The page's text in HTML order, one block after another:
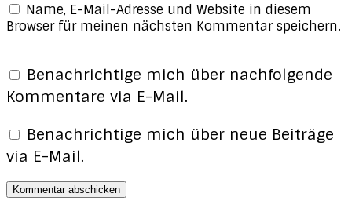
Name, E-Mail-Adresse und Website in diesem
Browser für meinen nächsten Kommentar speichern.
Benachrichtige mich über nachfolgende
Kommentare via E-Mail.
Benachrichtige mich über neue Beiträge
via E-Mail.